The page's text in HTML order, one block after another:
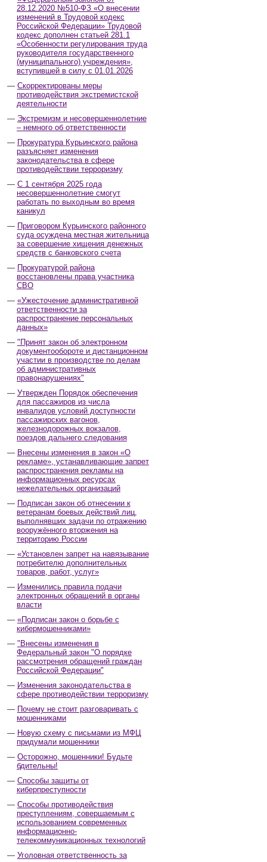
28.12.2020 №510-ФЗ «О внесении
изменений в Трудовой кодекс
Российской Федерации» Трудовой
кодекс дополнен статьей 281.1
«Особенности регулирования труда
руководителя государственного
(муниципального) учреждения»,
вступившей в силу с 01.01.2026
Скорректированы меры
противодействия экстремистской
деятельности
Экстремизм и несовершеннолетние
– немного об ответственности
Прокуратура Курьинского района
разъясняет изменения
законодательства в сфере
противодействии терроризму
С 1 сентября 2025 года
несовершеннолетние смогут
работать по выходным во время
каникул
Приговором Курьинского районного
суда осуждена местная жительница
за совершение хищения денежных
средств с банковского счета
Прокуратурой района
восстановлены права участника
СВО
«Ужесточение административной
ответственности за
распространение персональных
данных»
"Принят закон об электронном
документообороте и дистанционном
участии в производстве по делам
об административных
правонарушениях"
Утвержден Порядок обеспечения
для пассажиров из числа
инвалидов условий доступности
пассажирских вагонов,
железнодорожных вокзалов,
поездов дальнего следования
Внесены изменения в закон «О
рекламе», устанавливающие запрет
распространения рекламы на
информационных ресурсах
нежелательных организаций
Подписан закон об отнесении к
ветеранам боевых действий лиц,
выполнявших задачи по отражению
вооружённого вторжения на
территорию России
«Установлен запрет на навязывание
потребителю дополнительных
товаров, работ, услуг»
Изменились правила подачи
электронных обращений в органы
власти
«Подписан закон о борьбе с
кибермошенниками»
"Внесены изменения в
Федеральный закон "О порядке
рассмотрения обращений граждан
Российской Федерации"
Изменения законодательства в
сфере противодействии терроризму
Почему не стоит разговаривать с
мошенниками
Новую схему с письмами из МФЦ
придумали мошенники
Осторожно, мошенники! Будьте
бдительны!
Способы защиты от
киберпреступности
Способы противодействия
преступлениям, совершаемым с
использованием современных
информационно-
телекоммуникационных технологий
Уголовная ответственность за